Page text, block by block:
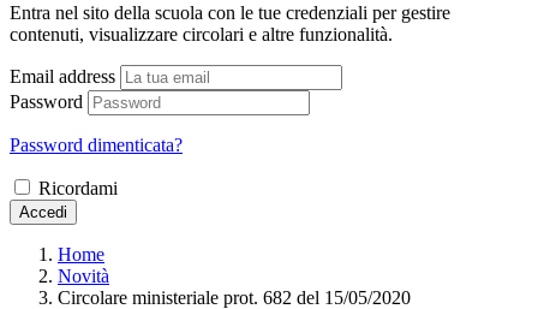
Entra nel sito della scuola con le tue credenziali per gestire
contenuti, visualizzare circolari e altre funzionalità.
Email address
Password
Password dimenticata?
Ricordami
Accedi
Home
Novità
Circolare ministeriale prot. 682 del 15/05/2020